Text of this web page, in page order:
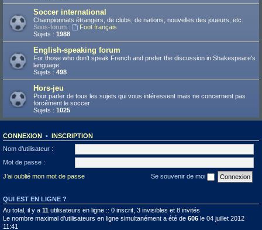
Soccer international
Championnats étrangers, de clubs, de nations, nouvelles des joueurs, etc.
Sous-forum :
Foot français
Sujets : 1988
English-speaking forum
For those who don't speak French and prefer the discussion in Shakespeare's
language
Sujets : 498
Hors-jeu
Pour parler de tous les sujets qui vous intéressent mais ne concernent pas
forcément le soccer
Sujets : 1025
CONNEXION • INSCRIPTION
Nom d’utilisateur :
Mot de passe :
J’ai oublié mon mot de passe
Se souvenir de moi
QUI EST EN LIGNE ?
Au total, il y a 11 utilisateurs en ligne :: 0 inscrit, 3 invisibles et 8 invités
Le nombre maximal d’utilisateurs en ligne simultanément a été de 606 le 04 juillet 2012
11:41